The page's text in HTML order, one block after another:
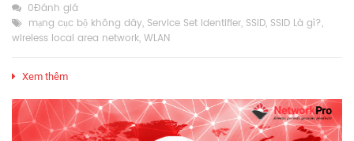
0Đánh giá
mạng cục bộ không dây, Service Set Identifier, SSID, SSID Là gì?,
wireless local area network, WLAN
Xem thêm